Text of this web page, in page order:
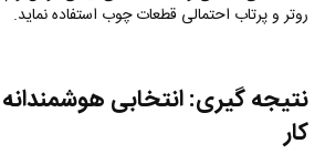
روتر و پرتاب احتمالی قطعات چوب استفاده نماید.
نتیجه‌ گیری: انتخابی
کار